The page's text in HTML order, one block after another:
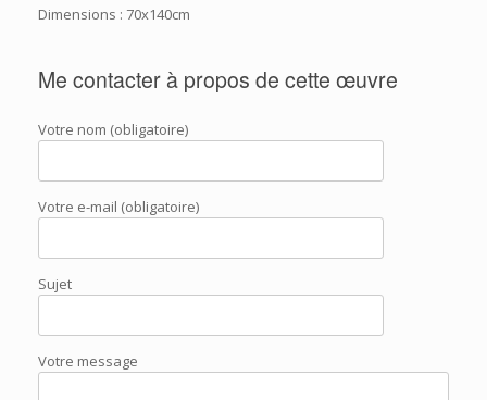
Dimensions : 70x140cm
Me contacter à propos de cette œuvre
Votre nom (obligatoire)
Votre e-mail (obligatoire)
Sujet
Votre message